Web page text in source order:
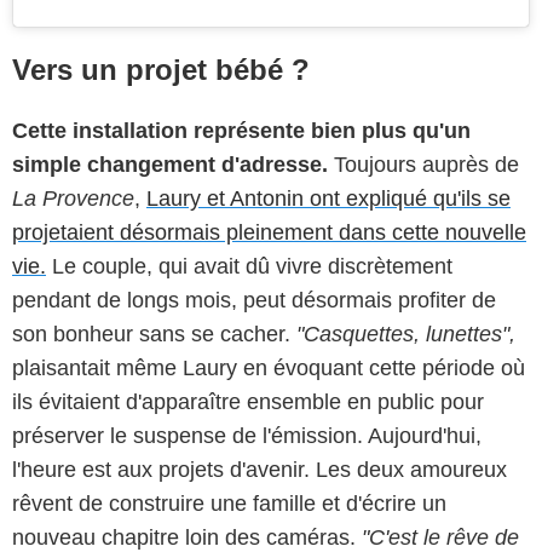
Vers un projet bébé ?
Cette installation représente bien plus qu'un
simple changement d'adresse. Toujours auprès de
La Provence, Laury et Antonin ont expliqué qu'ils se
projetaient désormais pleinement dans cette nouvelle
vie. Le couple, qui avait dû vivre discrètement
pendant de longs mois, peut désormais profiter de
son bonheur sans se cacher. "Casquettes, lunettes",
plaisantait même Laury en évoquant cette période où
ils évitaient d'apparaître ensemble en public pour
préserver le suspense de l'émission. Aujourd'hui,
l'heure est aux projets d'avenir. Les deux amoureux
rêvent de construire une famille et d'écrire un
nouveau chapitre loin des caméras. "C'est le rêve de